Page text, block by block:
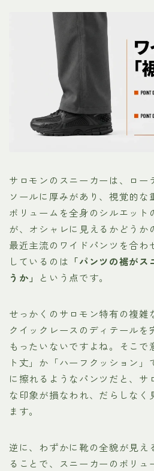
サロモンのスニーカーは、ロー
ソールに厚みがあり、視覚的な
ボリュームを全身のシルエット
が、オシャレに見えるかどうか
最近主流のワイドパンツを合わ
しているのは 「パンツの裾が
うか」
という点です。
せっかくのサロモン特有の複雑
クイックレースのディテールを
もったいないですよね。そこで
ト丈」か「ハーフクッション
に擦れるようなパンツだと、
な印象が損なわれ、だらしなく
ます。
逆に、わずかに靴の全貌が見え
ることで、スニーカーのボリュ